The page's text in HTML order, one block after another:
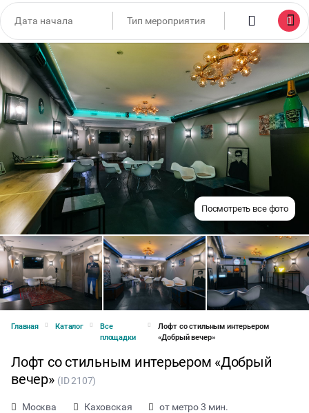
Посмотреть все фото
Главная Каталог
Все
площадки
Лофт со стильным интерьером
«Добрый вечер»
Лофт со стильным интерьером «Добрый
вечер» (ID 2107)
Москва Каховская от метро 3 мин.